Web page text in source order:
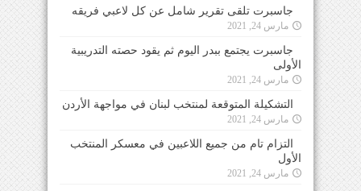
جاسبرت تلقى تقرير شامل عن كل لاعبي فريقه
مارس 24, 2021
جاسبرت يجتمع ببدر اليوم ثم يقود حصته التدريبية
الأولى
مارس 24, 2021
التشكيلة المتوقعة لمنتخب لبنان في مواجهة الأردن
مارس 24, 2021
التزام تام من جميع اللاعبين في معسكر المنتخب
الأول
مارس 24, 2021